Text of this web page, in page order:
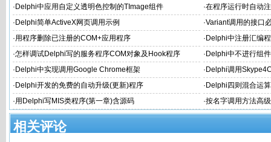
体或内部Object的边缘
· Delphi中应用自定义透明色控制的TImage组件 ·在程序运行时自动
· Delphi简单ActiveX网页调用示例 ·Variant调用的接口
·用程序删除已注册的COM+应用程序 · Delphi中注册汇编
·怎样调试Delphi写的服务程序COM对象及Hook程序 · Delphi中不进行组
· Delphi中实现调用Google Chrome框架 · Delphi调用
· Delphi开发的免费的自动升级(更新)程序 · Delphi四则混合运
·用Delphi写MIS类程序(第一章)含源码 ·按名字调用方法高
相关评论